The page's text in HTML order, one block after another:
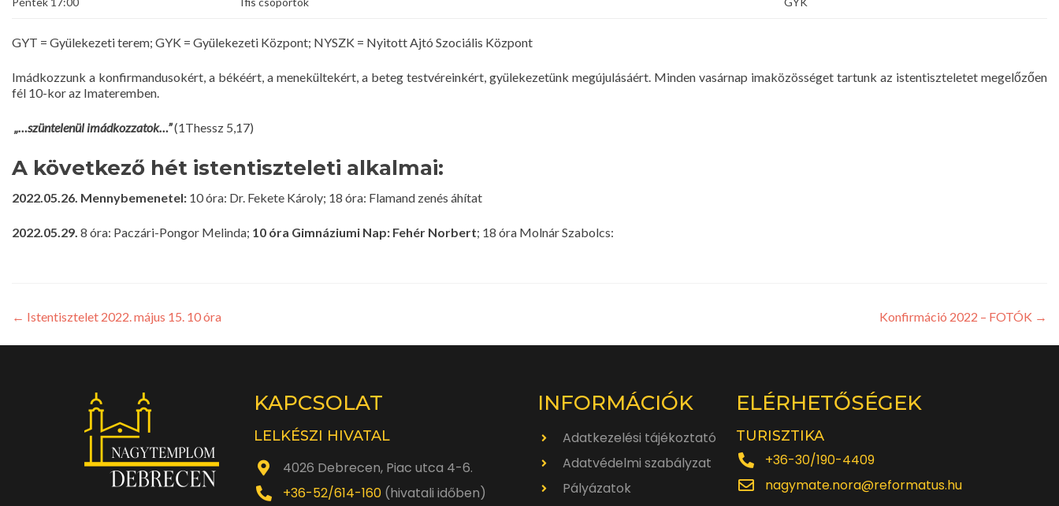
GYT = Gyülekezeti terem; GYK = Gyülekezeti Központ; NYSZK = Nyitott Ajtó Szociális Központ
Imádkozzunk a konfirmandusokért, a békéért, a menekültekért, a beteg testvéreinkért, gyülekezetünk megújulásáért. Minden vasárnap imaközösséget tartunk az istentiszteletet megelőzően
fél 10-kor az Imateremben.
„…szüntelenül imádkozzatok…”(1Thessz 5,17)
A következő hét istentiszteleti alkalmai:
2022.05.26. Mennybemenetel: 10 óra: Dr. Fekete Károly; 18 óra: Flamand zenés áhítat
2022.05.29. 8 óra: Paczári-Pongor Melinda; 10 óra Gimnáziumi Nap: Fehér Norbert; 18 óra Molnár Szabolcs:
← Istentisztelet 2022. május 15. 10 óra Konfirmáció 2022 – FOTÓK →
KAPCSOLAT
LELKÉSZI HIVATAL
4026 Debrecen, Piac utca 4-6.
+36-52/614-160 (hivatali időben)
INFORMÁCIÓK
Adatkezelési tájékoztató
Adatvédelmi szabályzat
Pályázatok
ELÉRHETŐSÉGEK
TURISZTIKA
+36-30/190-4409
nagymate.nora@reformatus.hu